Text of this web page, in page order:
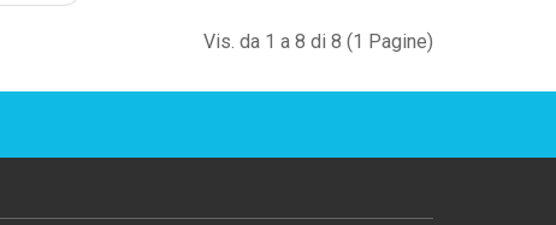
Vis. da 1 a 8 di 8 (1 Pagine)